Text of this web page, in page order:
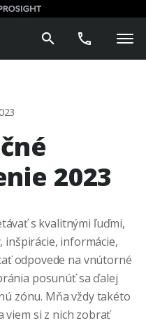
2023
s kvalitnými ľuďmi,
inšpirácie, informácie,
odpovede na vnútorné
posunúť sa ďalej
zónu. Mňa vždy takéto
viem si z nich zobrať